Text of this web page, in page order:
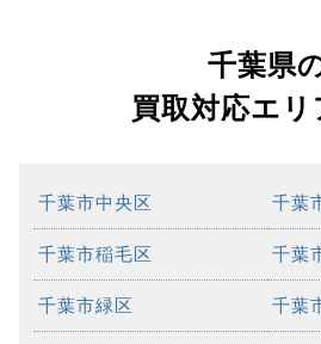
千葉県
買取対応エリ
千葉市中央区 千葉
千葉市稲毛区 千葉
千葉市緑区 千葉